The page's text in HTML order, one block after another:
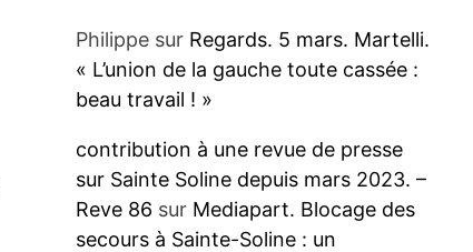
Philippesur Regards. 5 mars. Martelli.
« L’union de la gauche toute cassée :
beau travail ! »
contribution à une revue de presse
sur Sainte Soline depuis mars 2023. –
Reve 86 sur Mediapart. Blocage des
secours à Sainte-Soline : un